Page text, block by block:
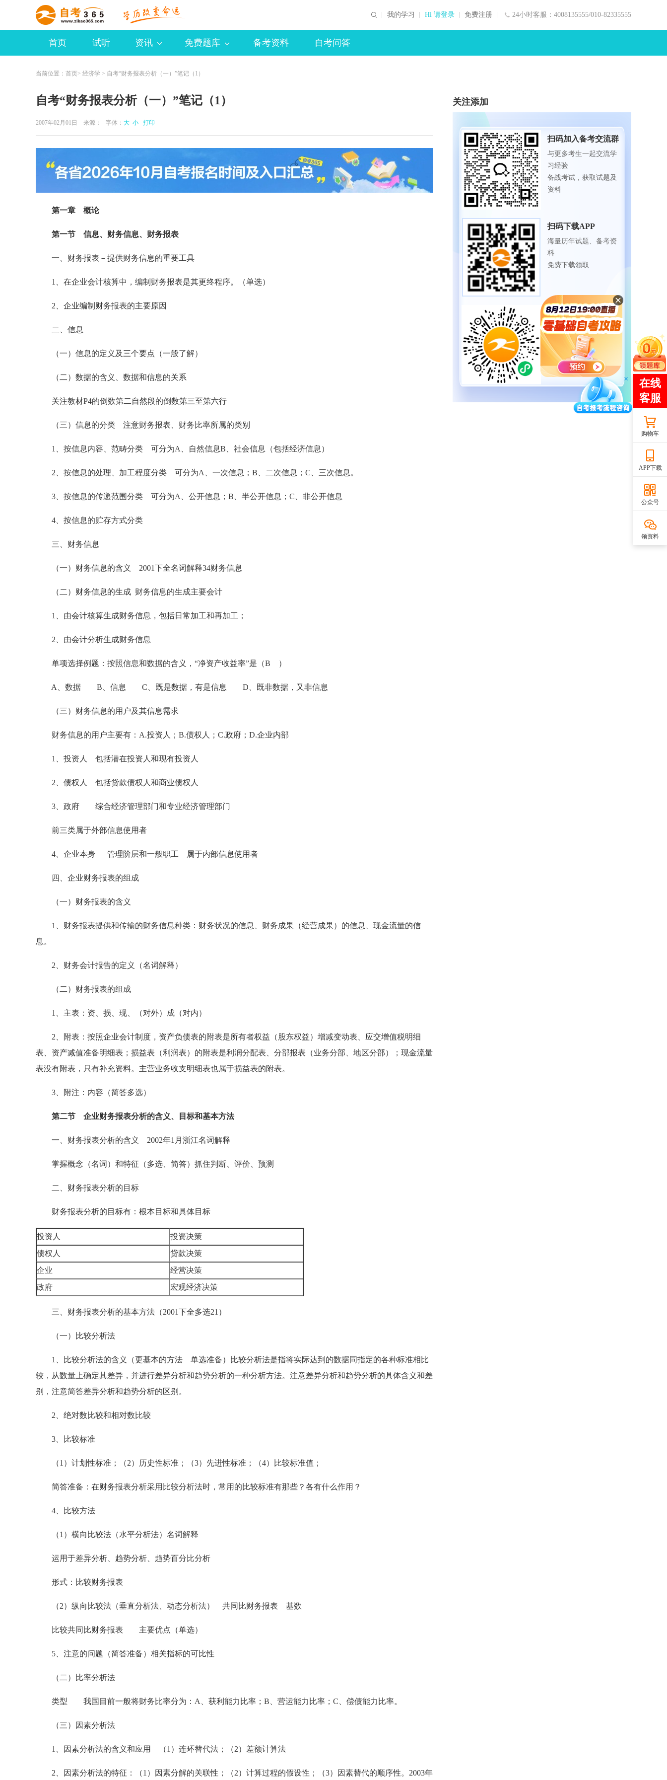
24小时客服：4008135555/010-82335555
我的学习 Hi 请登录 免费注册
首页 试听 资讯 免费题库 备考资料 自考问答
当前位置： 首页> 经济学 > 自考“财务报表分析（一）”笔记（1）
自考“财务报表分析（一）”笔记（1）
2007年02月01日 来源： 字体： 大 小 打印
第一章 概论
第一节 信息、财务信息、财务报表
一、财务报表－提供财务信息的重要工具
1、在企业会计核算中，编制财务报表是其更终程序。（单选）
2、企业编制财务报表的主要原因
二、信息
（一）信息的定义及三个要点（一般了解）
（二）数据的含义、数据和信息的关系
关注教材P4的倒数第二自然段的倒数第三至第六行
（三）信息的分类 注意财务报表、财务比率所属的类别
1、按信息内容、范畴分类 可分为A、自然信息B、社会信息（包括经济信息）
2、按信息的处理、加工程度分类 可分为A、一次信息；B、二次信息；C、三次信息。
3、按信息的传递范围分类 可分为A、公开信息；B、半公开信息；C、非公开信息
4、按信息的贮存方式分类
三、财务信息
（一）财务信息的含义 2001下全名词解释34财务信息
（二）财务信息的生成 财务信息的生成主要会计
1、由会计核算生成财务信息，包括日常加工和再加工；
2、由会计分析生成财务信息
单项选择例题：按照信息和数据的含义，“净资产收益率”是（B ）
A、数据 B、信息 C、既是数据，有是信息 D、既非数据，又非信息
（三）财务信息的用户及其信息需求
财务信息的用户主要有：A.投资人；B.债权人；C.政府；D.企业内部
1、投资人 包括潜在投资人和现有投资人
2、债权人 包括贷款债权人和商业债权人
3、政府 综合经济管理部门和专业经济管理部门
前三类属于外部信息使用者
4、企业本身 管理阶层和一般职工 属于内部信息使用者
四、企业财务报表的组成
（一）财务报表的含义
1、财务报表提供和传输的财务信息种类：财务状况的信息、财务成果（经营成果）的信息、现金流量的信
息。
2、财务会计报告的定义（名词解释）
（二）财务报表的组成
1、主表：资、损、现、（对外）成（对内）
2、附表：按照企业会计制度，资产负债表的附表是所有者权益（股东权益）增减变动表、应交增值税明细
表、资产减值准备明细表；损益表（利润表）的附表是利润分配表、分部报表（业务分部、地区分部）；现金流量
表没有附表，只有补充资料。主营业务收支明细表也属于损益表的附表。
3、附注：内容（简答多选）
第二节 企业财务报表分析的含义、目标和基本方法
一、财务报表分析的含义 2002年1月浙江名词解释
掌握概念（名词）和特征（多选、简答）抓住判断、评价、预测
二、财务报表分析的目标
财务报表分析的目标有：根本目标和具体目标
投资人
投资决策
债权人
贷款决策
企业
经营决策
政府
宏观经济决策
三、财务报表分析的基本方法（2001下全多选21）
（一）比较分析法
1、比较分析法的含义（更基本的方法 单选准备）比较分析法是指将实际达到的数据同指定的各种标准相比
较，从数量上确定其差异，并进行差异分析和趋势分析的一种分析方法。注意差异分析和趋势分析的具体含义和差
别，注意简答差异分析和趋势分析的区别。
2、绝对数比较和相对数比较
3、比较标准
（1）计划性标准；（2）历史性标准；（3）先进性标准；（4）比较标准值；
简答准备：在财务报表分析采用比较分析法时，常用的比较标准有那些？各有什么作用？
4、比较方法
（1）横向比较法（水平分析法）名词解释
运用于差异分析、趋势分析、趋势百分比分析
形式：比较财务报表
（2）纵向比较法（垂直分析法、动态分析法） 共同比财务报表 基数
比较共同比财务报表 主要优点（单选）
5、注意的问题（简答准备）相关指标的可比性
（二）比率分析法
类型 我国目前一般将财务比率分为：A、获利能力比率；B、营运能力比率；C、偿债能力比率。
（三）因素分析法
1、因素分析法的含义和应用 （1）连环替代法；（2）差额计算法
2、因素分析法的特征：（1）因素分解的关联性；（2）计算过程的假设性；（3）因素替代的顺序性。2003年
关注添加
扫码加入备考交流群
与更多考生一起交流学
习经验
备战考试，获取试题及
资料
扫码下载APP
海量历年试题、备考资
料
免费下载领取
扫码进入微信小程序
每日练题巩固、考前模
拟实战
免费体验自考365海量试
题
购物车
APP下载
公众号
领资料